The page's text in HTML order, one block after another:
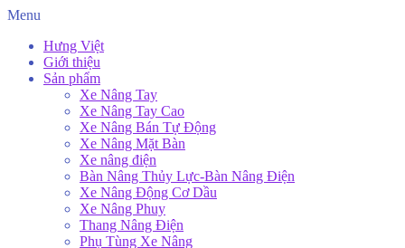
Menu
Hưng Việt
Giới thiệu
Sản phẩm
Xe Nâng Tay
Xe Nâng Tay Cao
Xe Nâng Bán Tự Động
Xe Nâng Mặt Bàn
Xe nâng điện
Bàn Nâng Thủy Lực-Bàn Nâng Điện
Xe Nâng Động Cơ Dầu
Xe Nâng Phuy
Thang Nâng Điện
Phụ Tùng Xe Nâng